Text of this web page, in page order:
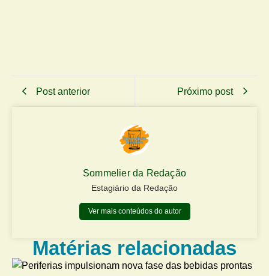
Post anterior Próximo post
Sommelier da Redação
Estagiário da Redação
Ver mais conteúdos do autor
Matérias relacionadas